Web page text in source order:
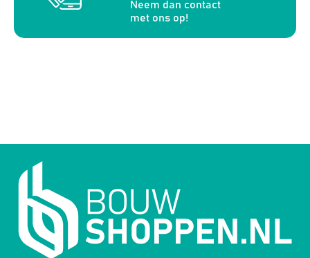
Neem dan contact
met ons op!